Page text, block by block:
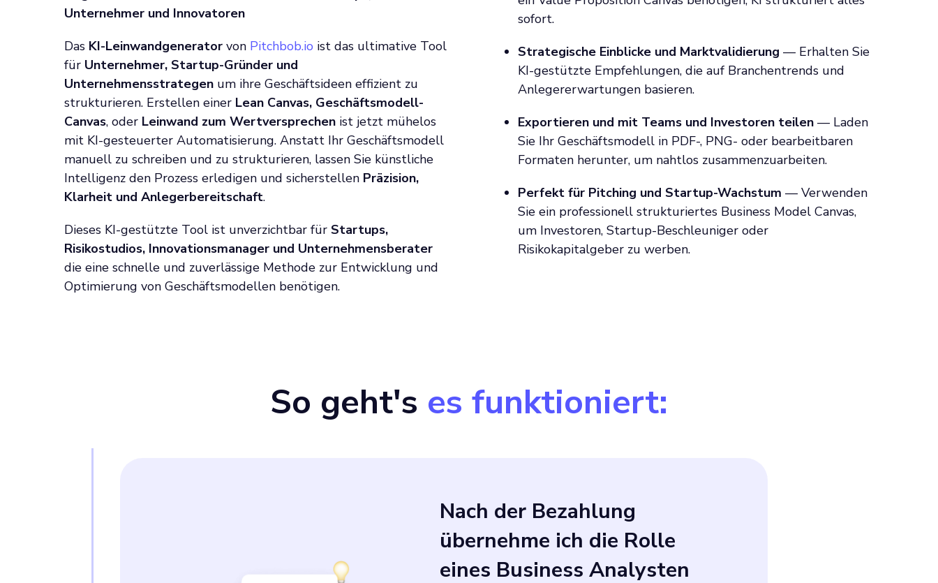
Unternehmer und Innovatoren
Das KI-Leinwandgenerator von Pitchbob.io ist das ultimative Tool
für Unternehmer, Startup-Gründer und
Unternehmensstrategen um ihre Geschäftsideen effizient zu
strukturieren. Erstellen einer Lean Canvas, Geschäftsmodell-
Canvas, oder Leinwand zum Wertversprechen ist jetzt mühelos
mit KI-gesteuerter Automatisierung. Anstatt Ihr Geschäftsmodell
manuell zu schreiben und zu strukturieren, lassen Sie künstliche
Intelligenz den Prozess erledigen und sicherstellen Präzision,
Klarheit und Anlegerbereitschaft.
Dieses KI-gestützte Tool ist unverzichtbar für Startups,
Risikostudios, Innovationsmanager und Unternehmensberater
die eine schnelle und zuverlässige Methode zur Entwicklung und
Optimierung von Geschäftsmodellen benötigen.
sofort.
Strategische Einblicke und Marktvalidierung — Erhalten Sie
KI-gestützte Empfehlungen, die auf Branchentrends und
Anlegererwartungen basieren.
Exportieren und mit Teams und Investoren teilen — Laden
Sie Ihr Geschäftsmodell in PDF-, PNG- oder bearbeitbaren
Formaten herunter, um nahtlos zusammenzuarbeiten.
Perfekt für Pitching und Startup-Wachstum — Verwenden
Sie ein professionell strukturiertes Business Model Canvas,
um Investoren, Startup-Beschleuniger oder
Risikokapitalgeber zu werben.
So geht's es funktioniert:
Nach der Bezahlung
übernehme ich die Rolle
eines Business Analysten